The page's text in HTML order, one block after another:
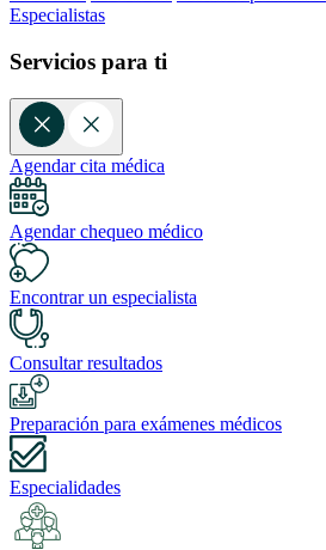
Especialistas
Servicios para ti
Agendar cita médica
Agendar chequeo médico
Encontrar un especialista
Consultar resultados
Preparación para exámenes médicos
Especialidades